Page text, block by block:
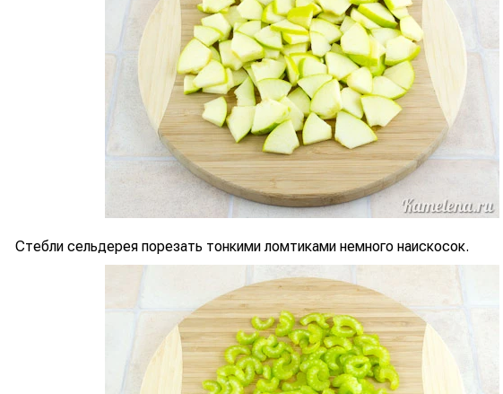
Стебли сельдерея порезать тонкими ломтиками немного наискосок.